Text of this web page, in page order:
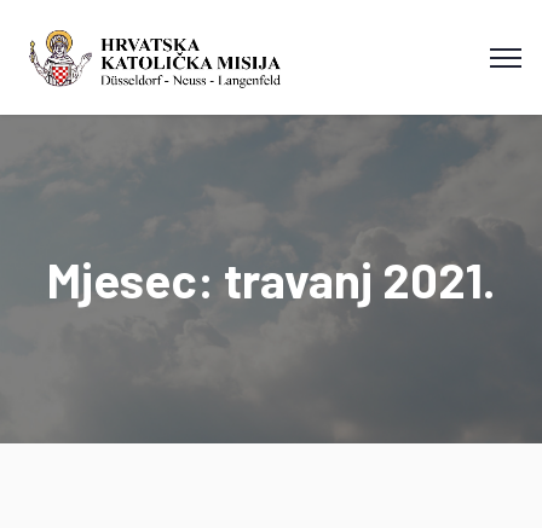
Mjesec: travanj 2021.